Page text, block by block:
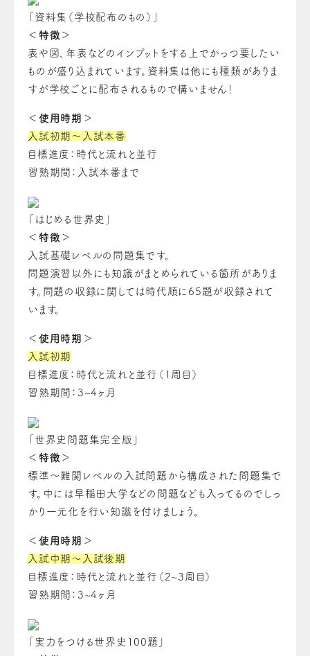
「資料集（学校配布のもの）」
＜特徴＞
表や図、年表などのインプットをする上でかっつ要したい
ものが盛り込まれています。資料集は他にも種類がありま
すが学校ごとに配布されるもので構いません！
＜使用時期＞
入試初期～入試本番
目標進度：時代と流れと並行
習熟期間：入試本番まで
「はじめる世界史」
＜特徴＞
入試基礎レベルの問題集です。
問題演習以外にも知識がまとめられている箇所がありま
す。問題の収録に関しては時代順に65題が収録されて
います。
＜使用時期＞
入試初期
目標進度：時代と流れと並行（1周目）
習熟期間：3~4ヶ月
「世界史問題集完全版」
＜特徴＞
標準～難関レベルの入試問題から構成された問題集で
す。中には早稲田大学などの問題なども入ってるのでしっ
かり一元化を行い知識を付けましょう。
＜使用時期＞
入試中期～入試後期
目標進度：時代と流れと並行（2~3周目）
習熟期間：3~4ヶ月
「実力をつける世界史100題」